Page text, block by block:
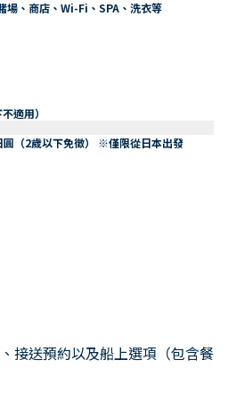
場、商店、Wi-Fi、SPA、洗衣等
適用）
（2歲以下免徵） ※僅限從日本出發
接送預約以及船上選項（包含餐